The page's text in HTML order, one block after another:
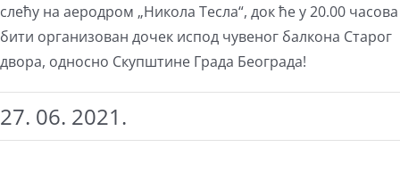
слећу на аеродром „Никола Тесла“, док ће у 20.00 часова
бити организован дочек испод чувеног балкона Старог
двора, односно Скупштине Града Београда!
27. 06. 2021.